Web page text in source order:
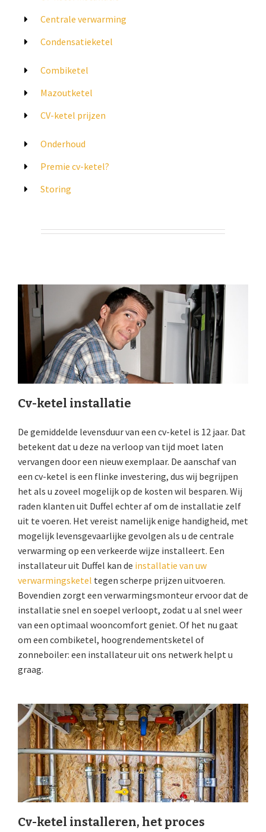
Centrale verwarming
Condensatieketel
Combiketel
Mazoutketel
CV-ketel prijzen
Onderhoud
Premie cv-ketel?
Storing
Cv-ketel installatie
De gemiddelde levensduur van een cv-ketel is 12 jaar. Dat
betekent dat u deze na verloop van tijd moet laten
vervangen door een nieuw exemplaar. De aanschaf van
een cv-ketel is een flinke investering, dus wij begrijpen
het als u zoveel mogelijk op de kosten wil besparen. Wij
raden klanten uit Duffel echter af om de installatie zelf
uit te voeren. Het vereist namelijk enige handigheid, met
mogelijk levensgevaarlijke gevolgen als u de centrale
verwarming op een verkeerde wijze installeert. Een
installateur uit Duffel kan de installatie van uw
verwarmingsketel tegen scherpe prijzen uitvoeren.
Bovendien zorgt een verwarmingsmonteur ervoor dat de
installatie snel en soepel verloopt, zodat u al snel weer
van een optimaal wooncomfort geniet. Of het nu gaat
om een combiketel, hoogrendementsketel of
zonneboiler: een installateur uit ons netwerk helpt u
graag.
Cv-ketel installeren, het proces